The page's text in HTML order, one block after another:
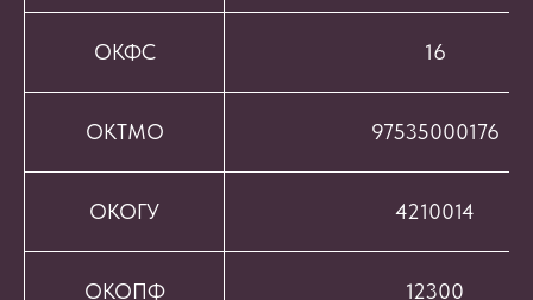
ОКФС 16
ОКТМО 97535000176
ОКОГУ 4210014
ОКОПФ 12300